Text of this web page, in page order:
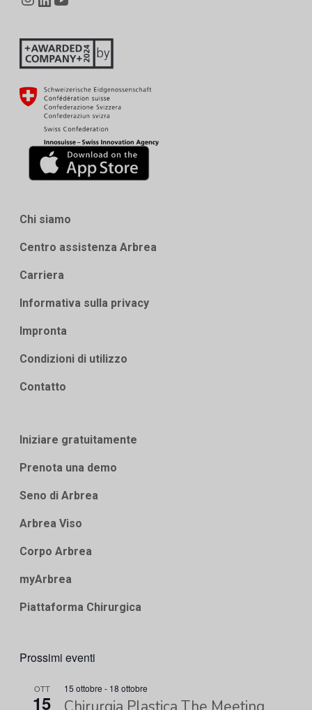
Chi siamo
Centro assistenza Arbrea
Carriera
Informativa sulla privacy
Impronta
Condizioni di utilizzo
Contatto
Iniziare gratuitamente
Prenota una demo
Seno di Arbrea
Arbrea Viso
Corpo Arbrea
myArbrea
Piattaforma Chirurgica
Prossimi eventi
OTT
15
15 ottobre - 18 ottobre